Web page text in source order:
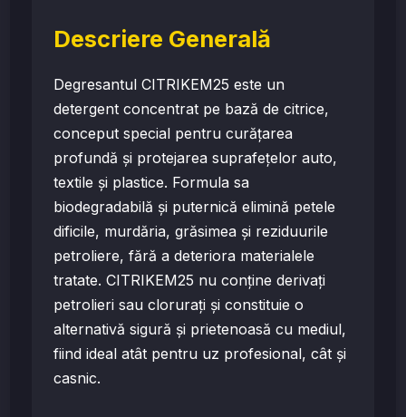
Descriere Generală
Degresantul CITRIKEM25 este un
detergent concentrat pe bază de citrice,
conceput special pentru curățarea
profundă și protejarea suprafețelor auto,
textile și plastice. Formula sa
biodegradabilă și puternică elimină petele
dificile, murdăria, grăsimea și reziduurile
petroliere, fără a deteriora materialele
tratate. CITRIKEM25 nu conține derivați
petrolieri sau clorurați și constituie o
alternativă sigură și prietenoasă cu mediul,
fiind ideal atât pentru uz profesional, cât și
casnic.